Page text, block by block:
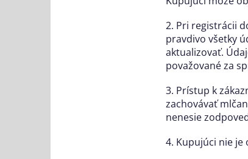
2. Pri registrácii
pravdivo všetky
aktualizovať.
považované za
3. Prístup k
zachovávať
nenesie
4. Kupujúci nie